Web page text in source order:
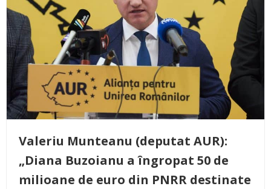
Valeriu Munteanu (deputat AUR):
„Diana Buzoianu a îngropat 50 de
milioane de euro din PNRR destinate